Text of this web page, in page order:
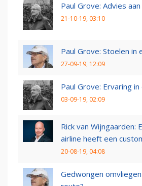
Paul Grove: Advies
21-10-19, 03:10
Paul Grove: Stoelen in
27-09-19, 12:09
Paul Grove: Ervaring
03-09-19, 02:09
Rick van Wijngaarden:
airline heeft een
20-08-19, 04:08
Gedwongen